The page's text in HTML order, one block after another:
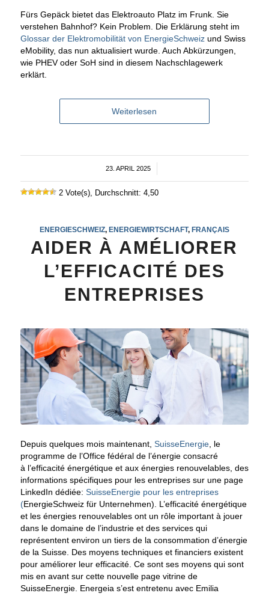
Fürs Gepäck bietet das Elektroauto Platz im Frunk. Sie
verstehen Bahnhof? Kein Problem. Die Erklärung steht im
Glossar der Elektromobilität von EnergieSchweizund Swiss
eMobility, das nun aktualisiert wurde. Auch Abkürzungen,
wie PHEV oder SoH sind in diesem Nachschlagewerk
erklärt.
Weiterlesen
23. APRIL 2025
/
2 Vote(s), Durchschnitt: 4,50
ENERGIESCHWEIZ, ENERGIEWIRTSCHAFT, FRANÇAIS
AIDER À AMÉLIORER
L’EFFICACITÉ DES
ENTREPRISES
Depuis quelques mois maintenant, SuisseEnergie, le
programme de l’Office fédéral de l’énergie consacré
à l’efficacité énergétique et aux énergies renouvelables, des
informations spécifiques pour les entreprises sur une page
LinkedIn dédiée: SuisseEnergie pour les entreprises
(EnergieSchweiz für Unternehmen). L’efficacité énergétique
et les énergies renouvelables ont un rôle important à jouer
dans le domaine de l’industrie et des services qui
représentent environ un tiers de la consommation d’énergie
de la Suisse. Des moyens techniques et financiers existent
pour améliorer leur efficacité. Ce sont ses moyens qui sont
mis en avant sur cette nouvelle page vitrine de
SuisseEnergie. Energeia s’est entretenu avec Emilia